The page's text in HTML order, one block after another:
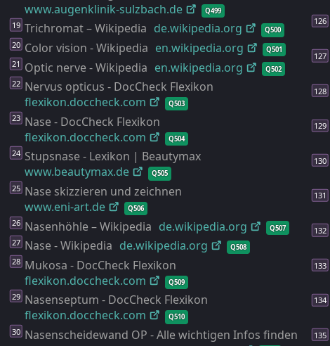
www.augenklinik-sulzbach.de Q499
Trichromat – Wikipedia de.wikipedia.org Q500
Color vision - Wikipedia en.wikipedia.org Q501
Optic nerve - Wikipedia en.wikipedia.org Q502
Nervus opticus - DocCheck Flexikon
flexikon.doccheck.com
Q503
Nase - DocCheck Flexikon
flexikon.doccheck.com
Q504
Stupsnase - Lexikon | Beautymax
www.beautymax.de
Q505
Nase skizzieren und zeichnen
www.eni-art.de Q506
Nasenhöhle – Wikipedia de.wikipedia.org Q507
Nase - Wikipedia de.wikipedia.org Q508
Mukosa - DocCheck Flexikon
flexikon.doccheck.com
Q509
Nasenseptum - DocCheck Flexikon
flexikon.doccheck.com
Q510
Nasenscheidewand OP - Alle wichtigen Infos finden